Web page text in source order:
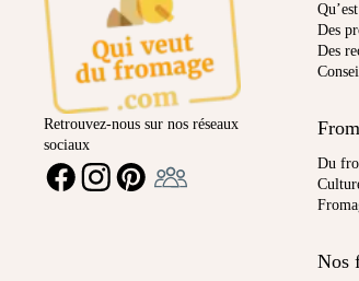
Retrouvez-nous sur nos réseaux
sociaux
FACEBOOKINSTAGRAMPINTEREST
Des
Des
Du
Nos